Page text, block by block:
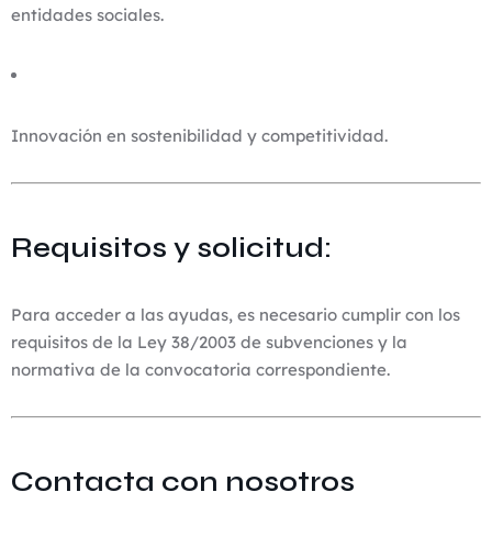
entidades sociales.
Innovación en sostenibilidad y competitividad.
Requisitos y solicitud:
Para acceder a las ayudas, es necesario cumplir con los
requisitos de la Ley 38/2003 de subvenciones y la
normativa de la convocatoria correspondiente.
Contacta con nosotros